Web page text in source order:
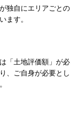
独自にエリアごとの
ます。
「土地評価額」が必
、ご自身が必要とし